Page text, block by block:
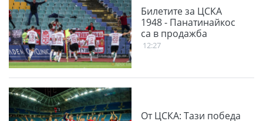
Билетите за ЦСКА
1948 - Панатинайкос
са в продажба
12:27
От ЦСКА: Тази победа